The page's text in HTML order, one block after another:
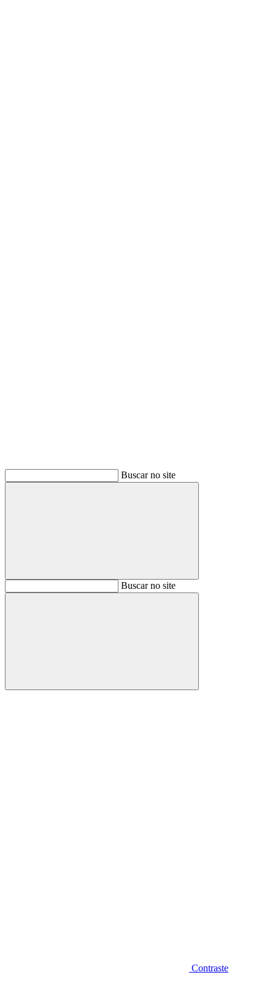
Buscar no site
BuscarBuscar no site
Buscar
Contraste